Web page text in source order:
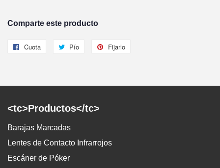
Comparte este producto
Cuota
CompartirPío
Twittear Fijarlo
<tc>Productos</tc>
Barajas Marcadas
Lentes de Contacto Infrarrojos
Escáner de Póker